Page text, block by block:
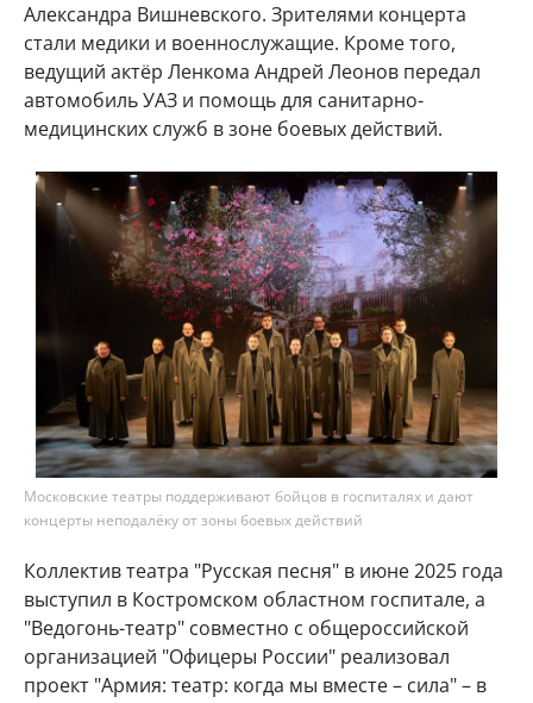
Александра Вишневского. Зрителями концерта
стали медики и военнослужащие. Кроме того,
ведущий актёр Ленкома Андрей Леонов передал
автомобиль УАЗ и помощь для санитарно-
медицинских служб в зоне боевых действий.
Московские театры поддерживают бойцов в госпиталях и дают
концерты неподалёку от зоны боевых действий
Коллектив театра "Русская песня" в июне 2025 года
выступил в Костромском областном госпитале, а
"Ведогонь-театр" совместно с общероссийской
организацией "Офицеры России" реализовал
проект "Армия: театр: когда мы вместе – сила" – в